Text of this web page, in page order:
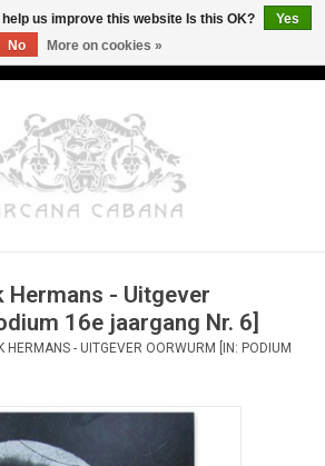
Hermans - Uitgever
16e jaargang Nr. 6]
HERMANS - UITGEVER OORWURM [IN: PODIUM
us improve this website Is this OK?
Yes
No
More on cookies »